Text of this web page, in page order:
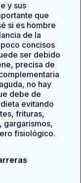
y sus
que
si es hombre
de la
concisos
ser debido
precisa de
no hay
debe de
evitando
frituras,
gargarismos,
fisiológico.